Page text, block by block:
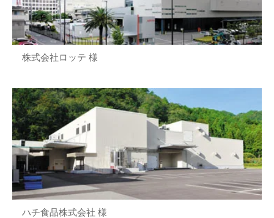
株式会社ロッテ 様
ハチ食品株式会社 様